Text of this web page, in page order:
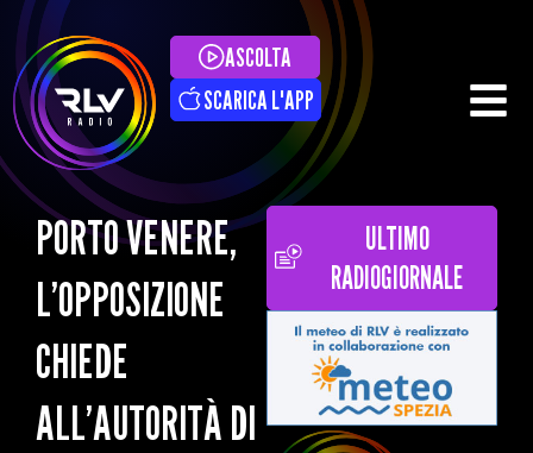
ASCOLTA
SCARICA L'APP
PORTO VENERE,
L’OPPOSIZIONE
CHIEDE
ALL’AUTORITÀ DI
ULTIMO
RADIOGIORNALE